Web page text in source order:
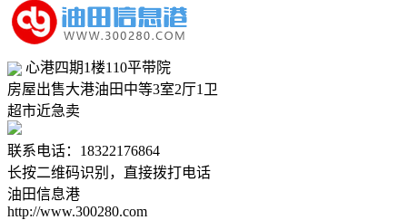
心港四期1楼110平带院
房屋出售大港油田中等3室2厅1卫
超市近急卖
联系电话：18322176864
长按二维码识别，直接拨打电话
油田信息港
http://www.300280.com